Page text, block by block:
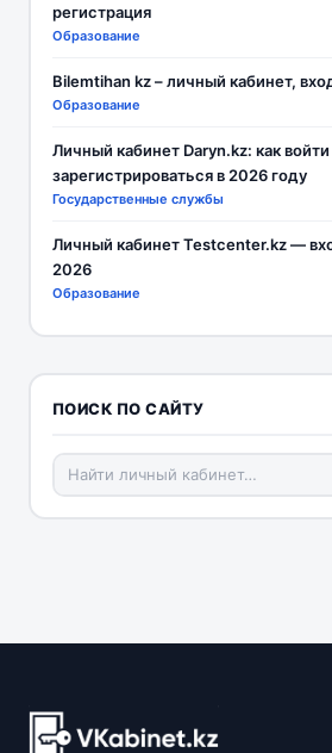
регистрация
Образование
Bilemtihan kz – личный кабинет,
Образование
Личный кабинет Daryn.kz: как войти
зарегистрироваться в 2026 году
Государственные службы
Личный кабинет Testcenter.kz —
2026
Образование
ПОИСК ПО САЙТУ